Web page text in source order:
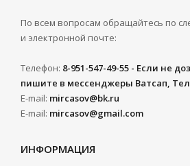
По всем вопросам обращайтесь по
и электронной почте:
Телефон: 8-951-547-49-55 - Если не
пишите в мессенджеры Ватсап,
E-mail: mircasov@bk.ru
E-mail: mircasov@gmail.com
ИНФОРМАЦИЯ